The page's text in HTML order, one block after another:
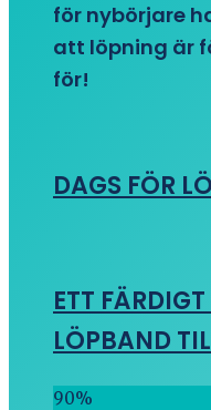
för nybörjare
att löpning är
för!
DAGS FÖR
ETT
LÖPBAND
90%